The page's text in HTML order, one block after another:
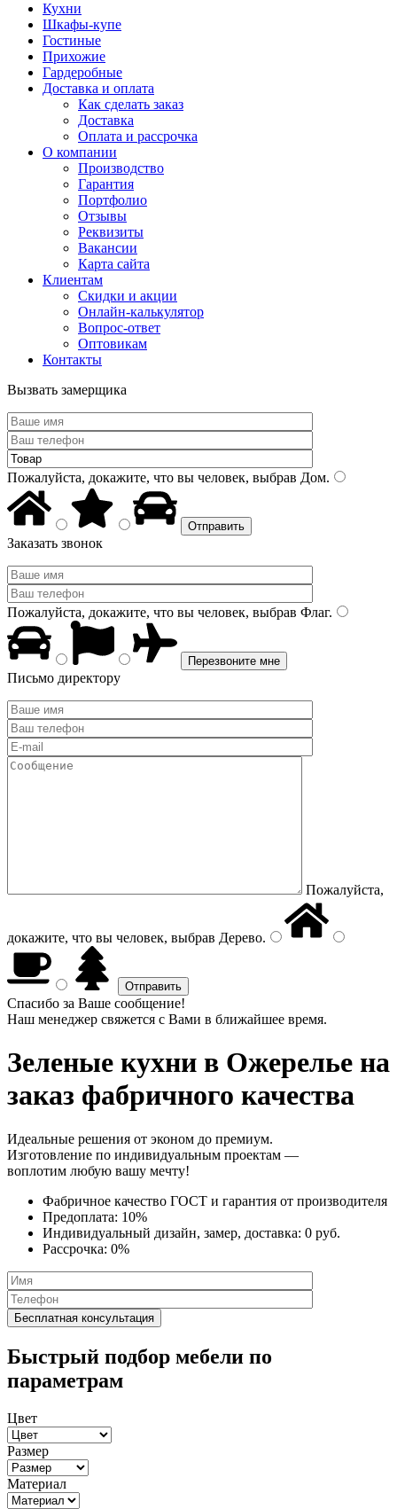
Кухни
Шкафы-купе
Гостиные
Прихожие
Гардеробные
Доставка и оплата
Как сделать заказ
Доставка
Оплата и рассрочка
О компании
Производство
Гарантия
Портфолио
Отзывы
Реквизиты
Вакансии
Карта сайта
Клиентам
Скидки и акции
Онлайн-калькулятор
Вопрос-ответ
Оптовикам
Контакты
Вызвать замерщика
Пожалуйста, докажите, что вы человек, выбрав Дом.
Заказать звонок
Пожалуйста, докажите, что вы человек, выбрав Флаг.
Письмо директору
Пожалуйста,
докажите, что вы человек, выбрав Дерево.
Спасибо за Ваше сообщение!
Наш менеджер свяжется с Вами в ближайшее время.
Зеленые кухни в Ожерелье на
заказ фабричного качества
Идеальные решения от эконом до премиум.
Изготовление по индивидуальным проектам —
воплотим любую вашу мечту!
Фабричное качество ГОСТ и гарантия от производителя
Предоплата: 10%
Индивидуальный дизайн, замер, доставка: 0 руб.
Рассрочка: 0%
Быстрый подбор мебели по
параметрам
Цвет
Размер
Материал